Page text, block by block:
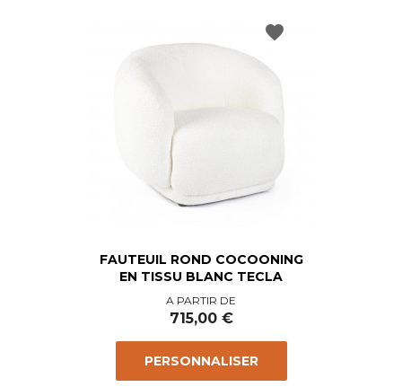
FAUTEUIL ROND COCOONING
EN TISSU BLANC TECLA
Prix
A PARTIR DE
715,00 €
PERSONNALISER
favorite